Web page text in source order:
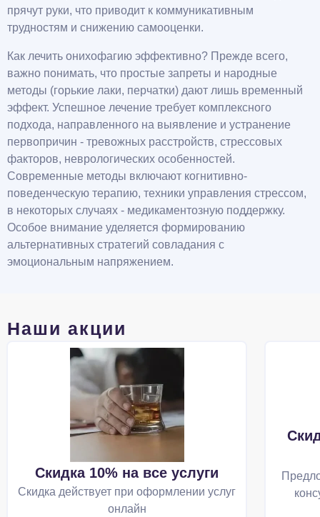
прячут руки, что приводит к коммуникативным
трудностям и снижению самооценки.
Как лечить онихофагию эффективно? Прежде всего,
важно понимать, что простые запреты и народные
методы (горькие лаки, перчатки) дают лишь временный
эффект. Успешное лечение требует комплексного
подхода, направленного на выявление и устранение
первопричин - тревожных расстройств, стрессовых
факторов, неврологических особенностей.
Современные методы включают когнитивно-
поведенческую терапию, техники управления стрессом,
в некоторых случаях - медикаментозную поддержку.
Особое внимание уделяется формированию
альтернативных стратегий совладания с
эмоциональным напряжением.
Наши акции
Скидка 10% на все услуги
Скидка действует при оформлении услуг
онлайн